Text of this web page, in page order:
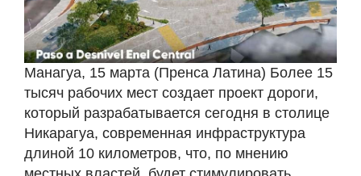
Манагуа, 15 марта (Пренса Латина) Более 15
тысяч рабочих мест создает проект дороги,
который разрабатывается сегодня в столице
Никарагуа, современная инфраструктура
длиной 10 километров, что, по мнению